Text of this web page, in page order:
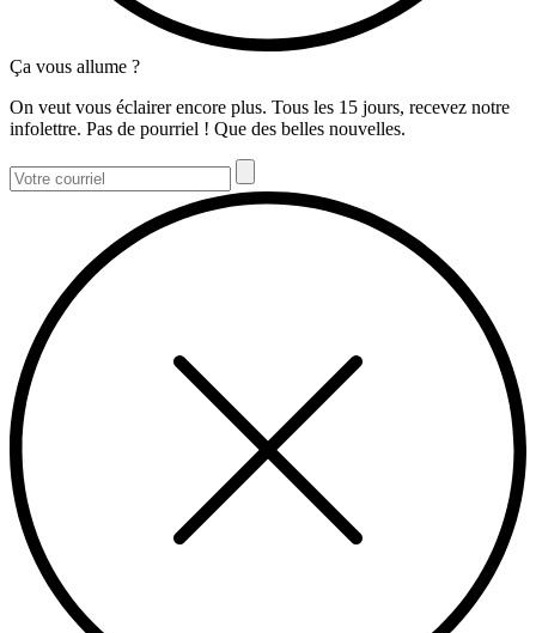
Ça vous allume ?
On veut vous éclairer encore plus. Tous les 15 jours, recevez notre
infolettre. Pas de pourriel ! Que des belles nouvelles.